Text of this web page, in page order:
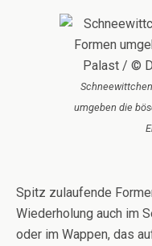
umgeben die
Spitz zulaufende
Wiederholung auch im
oder im Wappen, das